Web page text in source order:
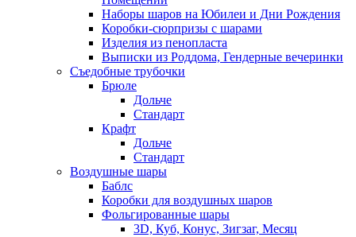
Наборы шаров на Юбилеи и Дни Рождения
Коробки-сюрпризы с шарами
Изделия из пенопласта
Выписки из Роддома, Гендерные вечеринки
Съедобные трубочки
Брюле
Дольче
Стандарт
Крафт
Дольче
Стандарт
Воздушные шары
Баблс
Коробки для воздушных шаров
Фольгированные шары
3D, Куб, Конус, Зигзаг, Месяц